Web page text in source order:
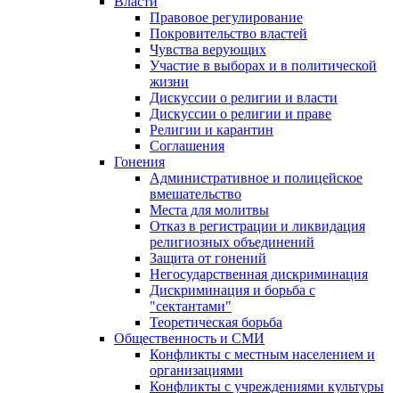
Правовое регулирование
Покровительство властей
Чувства верующих
Участие в выборах и в политической
жизни
Дискуссии о религии и власти
Дискуссии о религии и праве
Религии и карантин
Соглашения
Гонения
Административное и полицейское
вмешательство
Места для молитвы
Отказ в регистрации и ликвидация
религиозных объединений
Защита от гонений
Негосударственная дискриминация
Дискриминация и борьба с
"сектантами"
Теоретическая борьба
Общественность и СМИ
Конфликты с местным населением и
организациями
Конфликты с учреждениями культуры